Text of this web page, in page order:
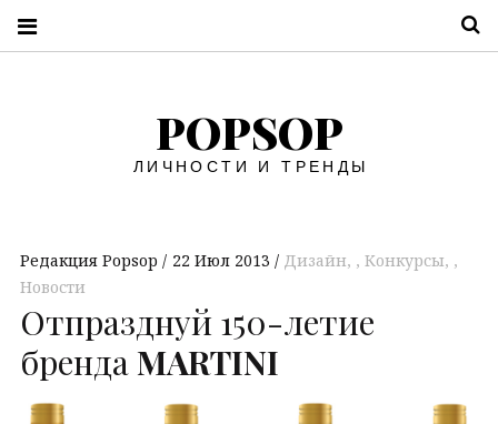
POPSOP
ЛИЧНОСТИ И ТРЕНДЫ
Редакция Popsop 22 Июл 2013 Дизайн, Конкурсы,
Новости
Отпразднуй 150-летие
брендаMARTINI